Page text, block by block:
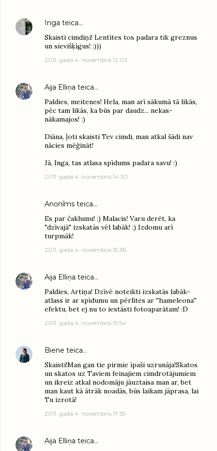
Inga teica…
Skaisti cimdiņi! Lentītes tos padara tik greznus
un sievišķīgus! :)))
2011. gada 4. novembris 12:03
Aija Elliņa teica…
Paldies, meitenes! Hela, man arī sākumā tā likās,
pēc tam likās, ka būs par daudz... nekas-
nākamajos! :)
Diāna, ļoti skaisti Tev cimdi, man atkal šādi nav
nācies mēģināt!
Jā, Inga, tas atlasa spīdums padara savu! :)
2011. gada 4. novembris 14:30
Anonīms teica…
Es par čaklumu! ;) Malacis! Varu derēt, ka
"dzīvajā" izskatās vēl labāk! ;) Izdomu arī
turpmāk!
2011. gada 4. novembris 15:38
Aija Elliņa teica…
Paldies, Artiņa! Dzīvē noteikti izskatās labāk-
atlass ir ar spīdumu un pērlītes ar ''hameleona''
efektu, bet ej nu to iestāsti fotoaparātam! :D
2011. gada 4. novembris 15:54
Biene teica…
Skaisti!Man gan tie pirmie īpaši uzrunāja!Skatos
un skatos uz Taviem feinajiem cimdrotājumiem
un ikreiz atkal nodomāju jāuztaisa man ar, bet
man kaut kā ātrāk noadās, būs laikam jāprasa, lai
Tu izrotā!
2011. gada 4. novembris 17:55
Aija Elliņa teica…